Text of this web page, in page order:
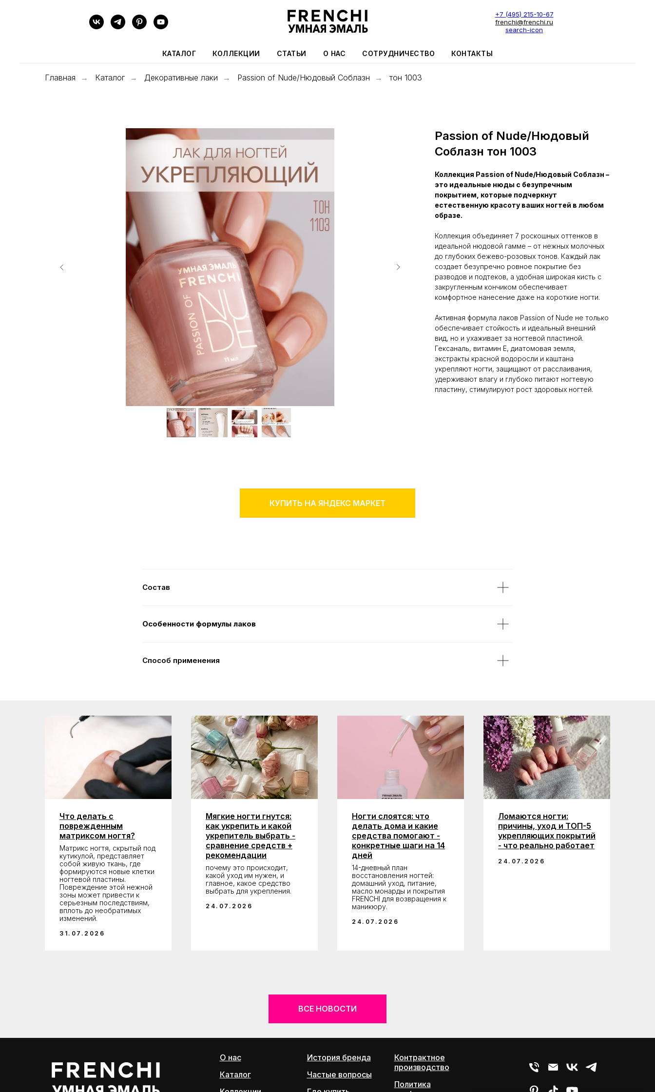
+7 (495) 215-10-67
frenchi@frenchi.ru
search-icon
КАТАЛОГ КОЛЛЕКЦИИ СТАТЬИ О НАС СОТРУДНИЧЕСТВО КОНТАКТЫ
Главная → Каталог → Декоративные лаки → Passion of Nude/Нюдовый Соблазн → тон 1003
Passion of Nude/Нюдовый
Соблазн тон 1003
Коллекция Passion of Nude/Нюдовый Соблазн –
это идеальные нюды с безупречным
покрытием, которые подчеркнут
естественную красоту ваших ногтей в любом
образе.
Коллекция объединяет 7 роскошных оттенков в
идеальной нюдовой гамме – от нежных молочных
до глубоких бежево-розовых тонов. Каждый лак
создает безупречно ровное покрытие без
разводов и подтеков, а удобная широкая кисть с
закругленным кончиком обеспечивает
комфортное нанесение даже на короткие ногти.
Активная формула лаков Passion of Nude не только
обеспечивает стойкость и идеальный внешний
вид, но и ухаживает за ногтевой пластиной.
Гексаналь, витамин Е, диатомовая земля,
экстракты красной водоросли и каштана
укрепляют ногти, защищают от расслаивания,
удерживают влагу и глубоко питают ногтевую
пластину, стимулируют рост здоровых ногтей.
КУПИТЬ НА ЯНДЕКС МАРКЕТ
Состав
Особенности формулы лаков
Способ применения
Что делать с
поврежденным
матриксом ногтя?
Матрикс ногтя, скрытый под
кутикулой, представляет
собой живую ткань, где
формируются новые клетки
ногтевой пластины.
Повреждение этой нежной
зоны может привести к
серьезным последствиям,
вплоть до необратимых
изменений.
31.07.2026
Мягкие ногти гнутся:
как укрепить и какой
укрепитель выбрать -
сравнение средств +
рекомендации
почему это происходит,
какой уход им нужен, и
главное, какое средство
выбрать для укрепления.
24.07.2026
Ногти слоятся: что
делать дома и какие
средства помогают -
конкретные шаги на 14
дней
14-дневный план
восстановления ногтей:
домашний уход, питание,
масло монарды и покрытия
FRENCHI для возвращения к
маникюру.
24.07.2026
Ломаются ногти:
причины, уход и ТОП-5
укрепляющих покрытий
- что реально работает
24.07.2026
ВСЕ НОВОСТИ
О нас
Каталог
История бренда
Частые вопросы
Контрактное
производство
Политика